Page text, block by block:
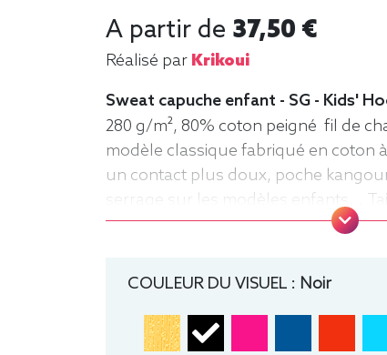
A partir de 37,50 €
Réalisé par Krikoui
Sweat capuche enfant - SG - Kids'
280 g/m², 80% coton peigné fil de
modèle classique fabriqué en coton
un contact plus doux, poche
serrage sur les modèles enfants. .
ans), 128 (7-8 ans), 140 (9-10 ans),
COULEUR DU VISUEL : Noir